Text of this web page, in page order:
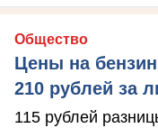
Общество
Цены на
210 рублей за
115 рублей